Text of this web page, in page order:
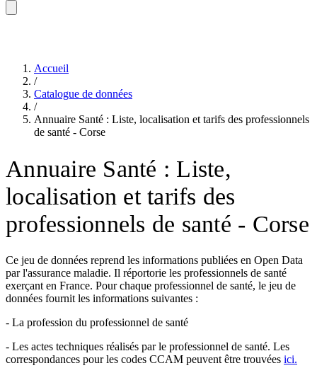
Accueil
/
Catalogue de données
/
Annuaire Santé : Liste, localisation et tarifs des professionnels
de santé - Corse
Annuaire Santé : Liste,
localisation et tarifs des
professionnels de santé - Corse
Ce jeu de données reprend les informations publiées en Open Data
par l'assurance maladie. Il réportorie les professionnels de santé
exerçant en France. Pour chaque professionnel de santé, le jeu de
données fournit les informations suivantes :
- La profession du professionnel de santé
- Les actes techniques réalisés par le professionnel de santé. Les
correspondances pour les codes CCAM peuvent être trouvées ici.